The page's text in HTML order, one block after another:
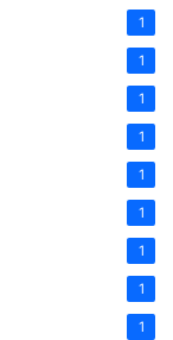
1
1
1
1
1
1
1
1
1